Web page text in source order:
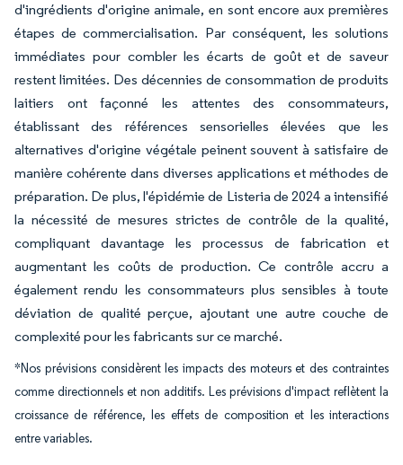
d'ingrédients d'origine animale, en sont encore aux premières
étapes de commercialisation. Par conséquent, les solutions
immédiates pour combler les écarts de goût et de saveur
restent limitées. Des décennies de consommation de produits
laitiers ont façonné les attentes des consommateurs,
établissant des références sensorielles élevées que les
alternatives d'origine végétale peinent souvent à satisfaire de
manière cohérente dans diverses applications et méthodes de
préparation. De plus, l'épidémie de Listeria de 2024 a intensifié
la nécessité de mesures strictes de contrôle de la qualité,
compliquant davantage les processus de fabrication et
augmentant les coûts de production. Ce contrôle accru a
également rendu les consommateurs plus sensibles à toute
déviation de qualité perçue, ajoutant une autre couche de
complexité pour les fabricants sur ce marché.
*Nos prévisions considèrent les impacts des moteurs et des contraintes
comme directionnels et non additifs. Les prévisions d'impact reflètent la
croissance de référence, les effets de composition et les interactions
entre variables.